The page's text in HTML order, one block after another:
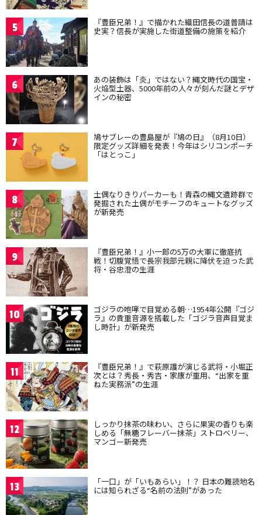
5 『豊臣兄弟！』で描かれた織田信長の道普請は
史実？信長が実施した街道整備の施策を紹介
6 あの装飾は「炎」ではない？縄文時代の国宝・
火焔型土器、5000年前の人々が刻んだ謎とデザ
インの秘密
7 鳩サブレーの豊島屋が『鳩の日』（8月10日）
限定グッズ詳細を発表！今年はシリコンポーチ
「はとっこ」
8 土偶なりきりパーカーも！青森の縄文遺跡群で
発掘された土偶がモチーフのキュートなグッズ
が新発売
9 『豊臣兄弟！』小一郎の5万の大軍に徹底抗
戦！切腹覚悟で長宗我部元親に降伏を迫った武
将・谷忠澄の生涯
10 ゴジラの咆哮で目覚める朝…1954年公開『ゴジ
ラ』の貴重音源を搭載した「ゴジラ音声目覚ま
し時計」が新発売
11 『豊臣兄弟！』で萩原護が演じる武将・小堀正
次とは？秀長・秀吉・家康が重用、“出家を重
ねた実務派”の生涯
12 しっかり抹茶の味わい、さらに果実の香りも楽
しめる「無糖フレーバー抹茶」ストロベリー、
マンゴー新発売
13 「一口」が「いもあらい」！？ 日本の難読地名
には知られざる“名前の法則”があった